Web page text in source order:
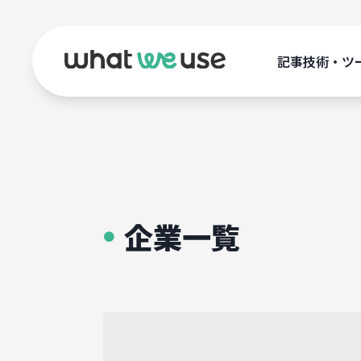
記事技術・ツ
● 企業一覧